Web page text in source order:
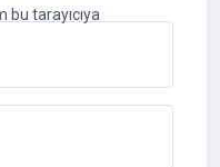
tarayıcıya